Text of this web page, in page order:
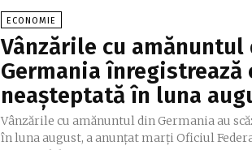
ECONOMIE
Vânzările cu amănuntul
Germania înregistrează
neașteptată în luna
Vânzările cu amănuntul din Germania au
în luna august, a anunțat marți Oficiul